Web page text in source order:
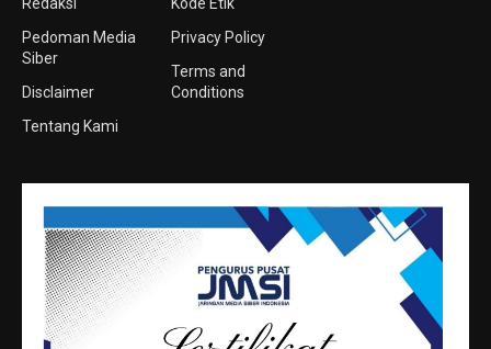
Pedoman Media
Siber
Disclaimer
Tentang Kami
Privacy Policy
Terms and
Conditions